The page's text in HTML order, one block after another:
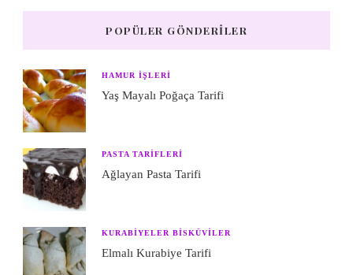
POPÜLER GÖNDERILER
HAMUR IŞLERI
Yaş Mayalı Poğaça Tarifi
PASTA TARIFLERI
Ağlayan Pasta Tarifi
KURABIYELER BISKÜVILER
Elmalı Kurabiye Tarifi